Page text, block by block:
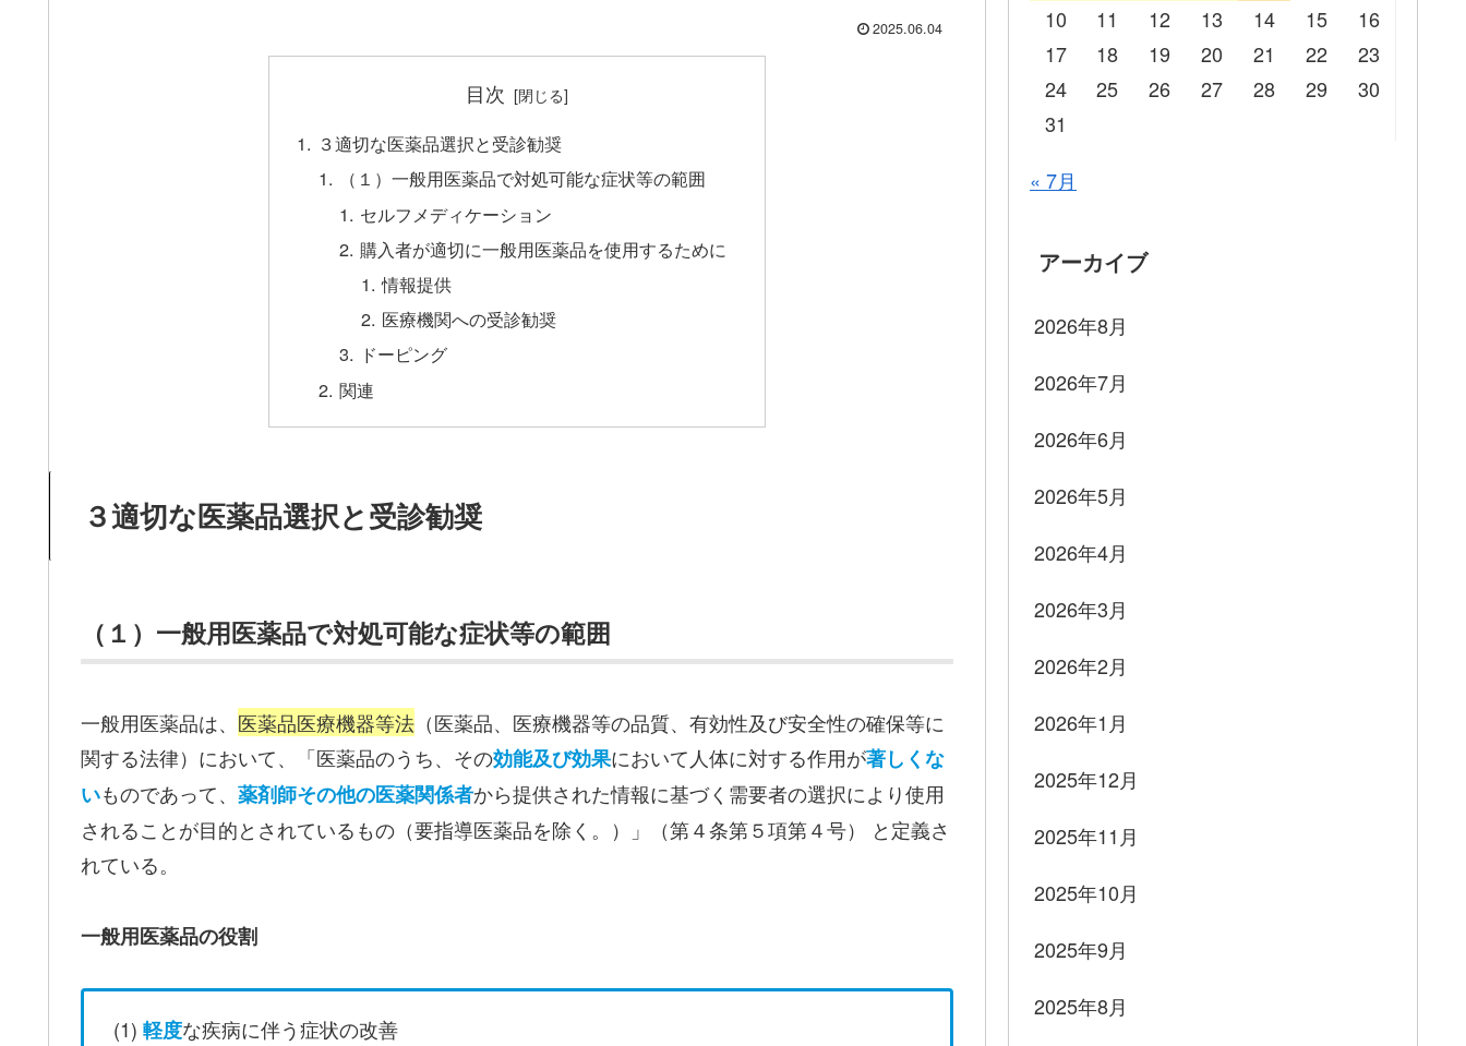
2025.06.04
目次
３適切な医薬品選択と受診勧奨
（１）一般用医薬品で対処可能な症状等の範囲
セルフメディケーション
購入者が適切に一般用医薬品を使用するために
情報提供
医療機関への受診勧奨
ドーピング
関連
３適切な医薬品選択と受診勧奨
（１）一般用医薬品で対処可能な症状等の範囲
一般用医薬品は、 医薬品医療機器等法 （医薬品、医療機器等の品質、有効性及び安全性の確保等に
関する法律）において、「医薬品のうち、その効能及び効果において人体に対する作用が著しくな
いものであって、 薬剤師その他の医薬関係者から提供された情報に基づく需要者の選択により使用
されることが目的とされているもの（要指導医薬品を除く。）」（第４条第５項第４号） と定義さ
れている。
一般用医薬品の役割
(1) 軽度な疾病に伴う症状の改善
10
11 12 13 14 15
16
17
18 19 20 21 22
23
24
25 26 27 28 29
30
31
« 7月
アーカイブ
2026年8月
2026年7月
2026年6月
2026年5月
2026年4月
2026年3月
2026年2月
2026年1月
2025年12月
2025年11月
2025年10月
2025年9月
2025年8月